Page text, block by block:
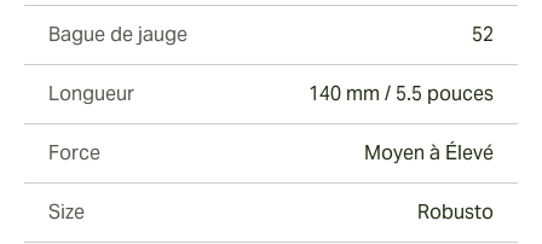
Bague de jauge 52
Longueur 140 mm / 5.5 pouces
Force Moyen à Élevé
Size Robusto